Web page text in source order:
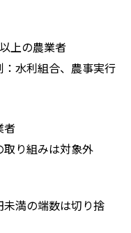
上の農業者
水利組合、農事実行
者
り組みは対象外
満の端数は切り捨